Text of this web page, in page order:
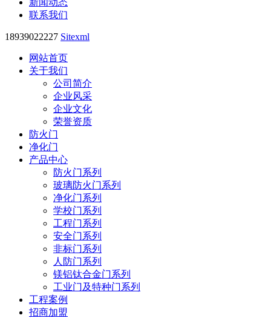
新闻动态
联系我们
18939022227 Sitexml
网站首页
关于我们
公司简介
企业风采
企业文化
荣誉资质
防火门
净化门
产品中心
防火门系列
玻璃防火门系列
净化门系列
学校门系列
工程门系列
安全门系列
非标门系列
人防门系列
镁铝钛合金门系列
工业门及特种门系列
工程案例
招商加盟